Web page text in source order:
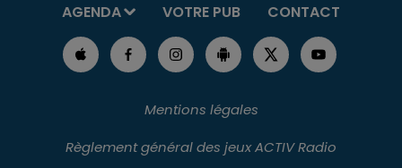
AGENDA
VOTRE PUB CONTACT
Mentions légales
Règlement général des jeux ACTIV Radio